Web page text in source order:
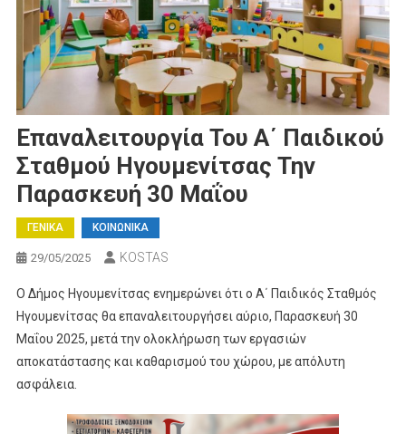
Επαναλειτουργία Του Α΄ Παιδικού
Σταθμού Ηγουμενίτσας Την
Παρασκευή 30 Μαΐου
ΓΕΝΙΚΑ ΚΟΙΝΩΝΙΚΑ
29/05/2025 KOSTAS
Ο Δήμος Ηγουμενίτσας ενημερώνει ότι ο Α΄ Παιδικός Σταθμός
Ηγουμενίτσας θα επαναλειτουργήσει αύριο, Παρασκευή 30
Μαΐου 2025, μετά την ολοκλήρωση των εργασιών
αποκατάστασης και καθαρισμού του χώρου, με απόλυτη
ασφάλεια.